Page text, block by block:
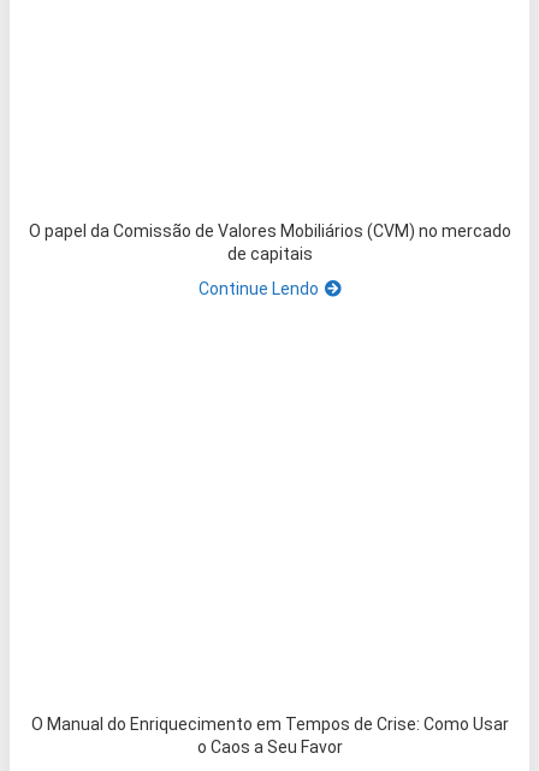
O papel da Comissão de Valores Mobiliários (CVM) no mercado
de capitais
Continue Lendo
O Manual do Enriquecimento em Tempos de Crise: Como Usar
o Caos a Seu Favor